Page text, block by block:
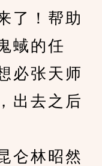
！帮助
蜮的任
必张天师
出去之后
林昭然